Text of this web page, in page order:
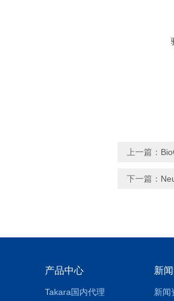
上一篇：
下一篇：
产品中心
Takara国内代理
新
新闻